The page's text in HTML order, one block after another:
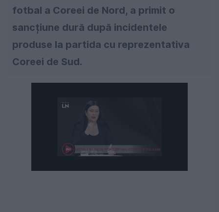
fotbal a Coreei de Nord, a primit o
sancțiune dură după incidentele
produse la partida cu reprezentativa
Coreei de Sud.